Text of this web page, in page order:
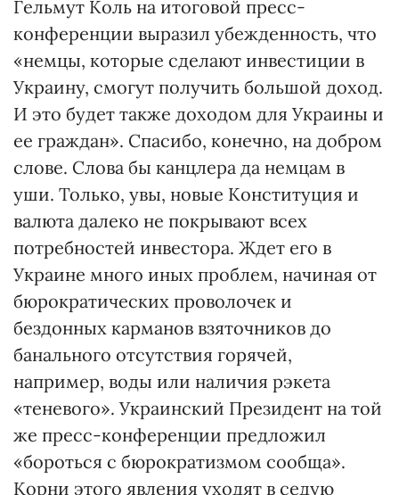
Гельмут Коль на итоговой пресс-
конференции выразил убежденность, что
«немцы, которые сделают инвестиции в
Украину, смогут получить большой доход.
И это будет также доходом для Украины и
ее граждан». Спасибо, конечно, на добром
слове. Слова бы канцлера да немцам в
уши. Только, увы, новые Конституция и
валюта далеко не покрывают всех
потребностей инвестора. Ждет его в
Украине много иных проблем, начиная от
бюрократических проволочек и
бездонных карманов взяточников до
банального отсутствия горячей,
например, воды или наличия рэкета
«теневого». Украинский Президент на той
же пресс-конференции предложил
«бороться с бюрократизмом сообща».
Корни этого явления уходят в седую